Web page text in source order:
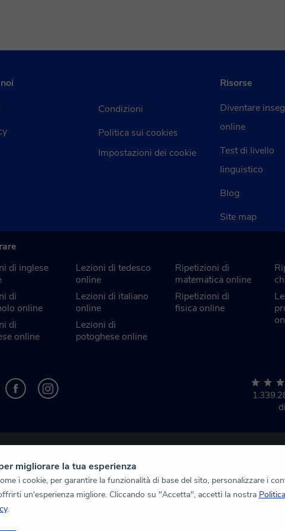
Condizioni
Politica sui cookies
Impostazioni dei cookie
Risorse
Diventare
online
Test di livello
linguistico
Blog
Site map
di inglese
di
online
di
online
Lezioni di tedesco
online
Lezioni di italiano
online
Lezioni di
potoghese online
Ripetizioni di
matematica online
Ripetizioni di
fisica online
migliorare la tua esperienza
i cookie, per garantire la funzionalità di base del sito, personalizzare i
un'esperienza migliore. Cliccando su "Accetta", accetti la nostra
.